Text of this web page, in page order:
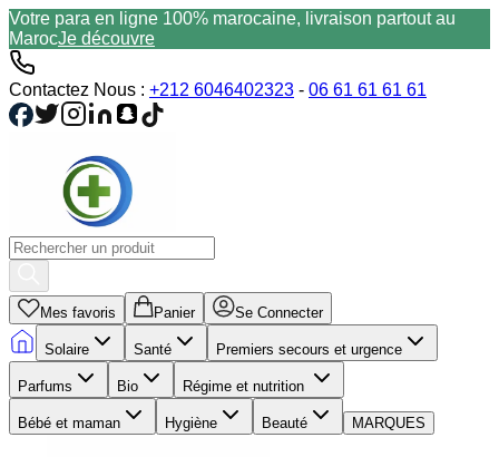
Votre para en ligne 100% marocaine, livraison partout au
MarocJe découvre
Contactez Nous : +212 6046402323 - 06 61 61 61 61
Mes favoris Panier Se Connecter
Solaire Santé Premiers secours et urgence
Parfums Bio Régime et nutrition
Bébé et maman Hygiène Beauté MARQUES